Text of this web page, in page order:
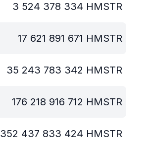
3 524 378 334 HMSTR
17 621 891 671 HMSTR
35 243 783 342 HMSTR
176 218 916 712 HMSTR
352 437 833 424 HMSTR